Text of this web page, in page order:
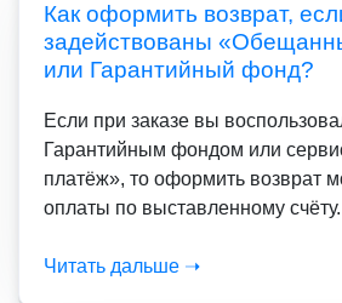
Как оформить возврат,
задействованы
или Гарантийный фонд?
Если при заказе вы
Гарантийным фондом или
платёж», то оформить возврат
оплаты по выставленному счёту.
Читать дальше ➝